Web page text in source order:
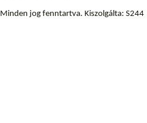
Minden jog fenntartva. Kiszolgálta: S244